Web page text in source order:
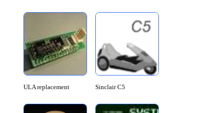
ULA replacement Sinclair C5